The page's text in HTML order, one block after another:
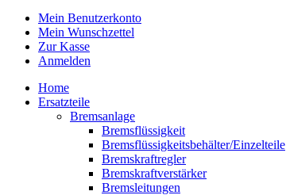
Mein Benutzerkonto
Mein Wunschzettel
Zur Kasse
Anmelden
Home
Ersatzteile
Bremsanlage
Bremsflüssigkeit
Bremsflüssigkeitsbehälter/Einzelteile
Bremskraftregler
Bremskraftverstärker
Bremsleitungen